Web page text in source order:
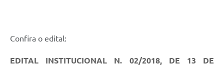
Confira o edital:
EDITAL INSTITUCIONAL N. 02/2018, DE 13 DE